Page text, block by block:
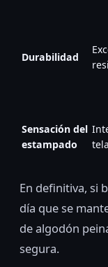
Durabilidad
Sensación del
estampado
En definitiva, si
día que se
de algodón
segura.